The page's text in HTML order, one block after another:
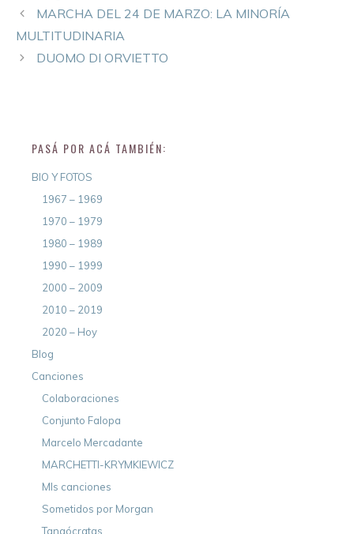
MARCHA DEL 24 DE MARZO: LA MINORÍA
MULTITUDINARIA
DUOMO DI ORVIETTO
PASÁ POR ACÁ TAMBIÉN:
BIO Y FOTOS
1967 – 1969
1970 – 1979
1980 – 1989
1990 – 1999
2000 – 2009
2010 – 2019
2020 – Hoy
Blog
Canciones
Colaboraciones
Conjunto Falopa
Marcelo Mercadante
MARCHETTI-KRYMKIEWICZ
MIs canciones
Sometidos por Morgan
Tangócratas